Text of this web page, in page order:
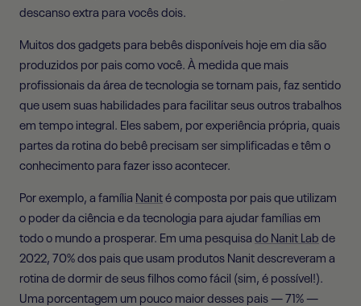
descanso extra para vocês dois.
Muitos dos gadgets para bebês disponíveis hoje em dia são
produzidos por pais como você. À medida que mais
profissionais da área de tecnologia se tornam pais, faz sentido
que usem suas habilidades para facilitar seus outros trabalhos
em tempo integral. Eles sabem, por experiência própria, quais
partes da rotina do bebê precisam ser simplificadas e têm o
conhecimento para fazer isso acontecer.
Por exemplo, a família Nanité composta por pais que utilizam
o poder da ciência e da tecnologia para ajudar famílias em
todo o mundo a prosperar. Em uma pesquisa do Nanit Lab de
2022, 70% dos pais que usam produtos Nanit descreveram a
rotina de dormir de seus filhos como fácil (sim, é possível!).
Uma porcentagem um pouco maior desses pais — 71% —